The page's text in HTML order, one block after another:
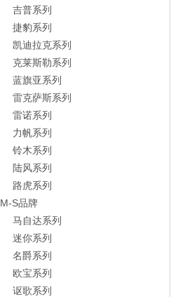
吉普系列
捷豹系列
凯迪拉克系列
克莱斯勒系列
蓝旗亚系列
雷克萨斯系列
雷诺系列
力帆系列
铃木系列
陆风系列
路虎系列
M-S品牌
马自达系列
迷你系列
名爵系列
欧宝系列
讴歌系列